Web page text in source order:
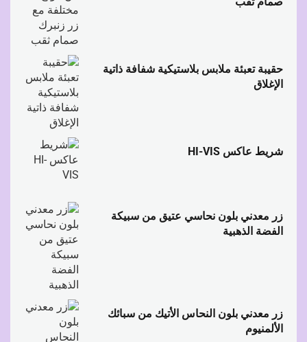
حقيبة تعبئة ملابس بلاستيكية شفافة ذاتية
الإغلاق
شريط عاكس HI-VIS
زر معدني بلون نحاسي عتيق من سبيكة
الفضة الذهبية
زر معدني بلون النحاس الأتيك من سبائك
الألمنيوم